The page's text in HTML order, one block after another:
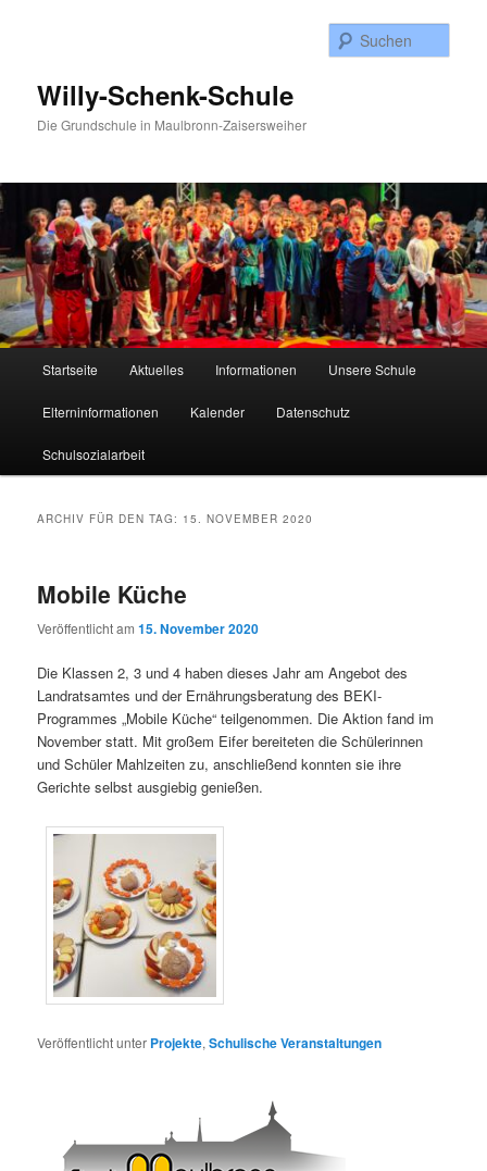
Willy-Schenk-Schule
Die Grundschule in Maulbronn-Zaisersweiher
Startseite Aktuelles Informationen Unsere Schule
Elterninformationen Kalender Datenschutz
Schulsozialarbeit
ARCHIV FÜR DEN TAG: 15. NOVEMBER 2020
Mobile Küche
Veröffentlicht am15. November 2020
Die Klassen 2, 3 und 4 haben dieses Jahr am Angebot des
Landratsamtes und der Ernährungsberatung des BEKI-
Programmes „Mobile Küche“ teilgenommen. Die Aktion fand im
November statt. Mit großem Eifer bereiteten die Schülerinnen
und Schüler Mahlzeiten zu, anschließend konnten sie ihre
Gerichte selbst ausgiebig genießen.
Veröffentlicht unter Projekte,Schulische Veranstaltungen